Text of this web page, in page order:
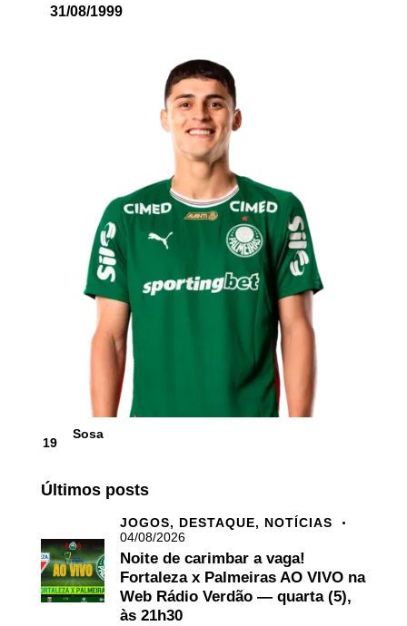
31/08/1999
19
Sosa
Últimos posts
JOGOS, DESTAQUE, NOTÍCIAS
04/08/2026
Noite de carimbar a vaga!
Fortaleza x Palmeiras AO VIVO na
Web Rádio Verdão — quarta (5),
às 21h30